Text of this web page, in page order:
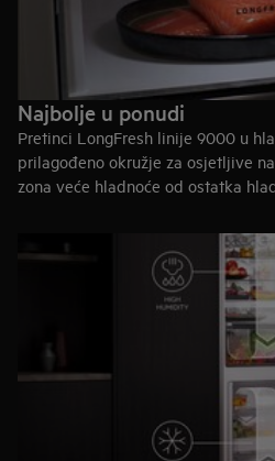
Najbolje u ponudi
Pretinci LongFresh linije 9000 u
prilagođeno okružje za osjetljive
zona veće hladnoće od ostatka